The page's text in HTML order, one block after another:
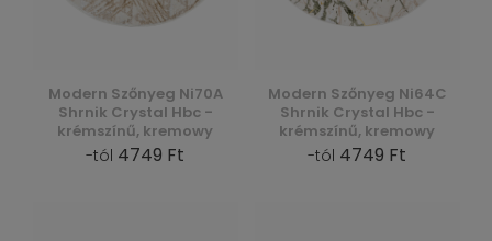
Modern Szőnyeg Ni70A
Shrnik Crystal Hbc -
krémszínű, kremowy
-tól 4749 Ft
Modern Szőnyeg Ni64C
Shrnik Crystal Hbc -
krémszínű, kremowy
-tól 4749 Ft